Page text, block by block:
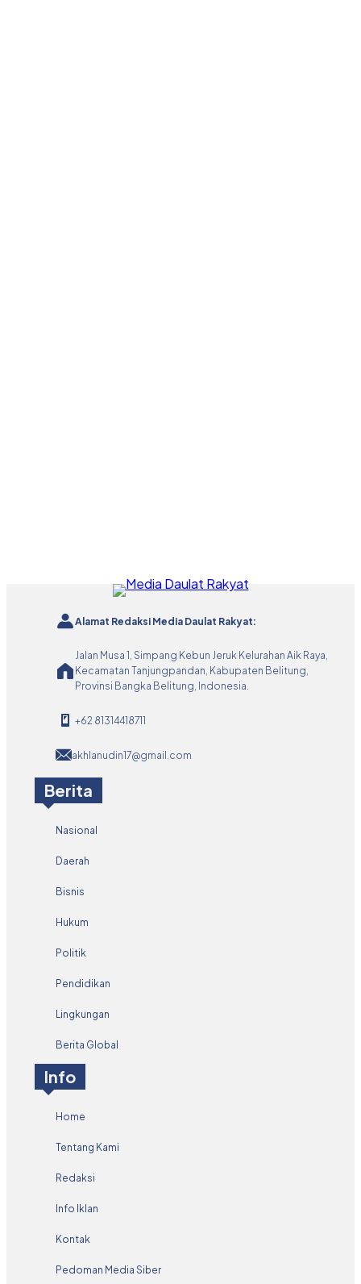
Alamat Redaksi Media Daulat Rakyat:
Jalan Musa 1, Simpang Kebun Jeruk Kelurahan Aik Raya,
Kecamatan Tanjungpandan, Kabupaten Belitung,
Provinsi Bangka Belitung, Indonesia.
+62 81314418711
akhlanudin17@gmail.com
Berita
Nasional
Daerah
Bisnis
Hukum
Politik
Pendidikan
Lingkungan
Berita Global
Info
Home
Tentang Kami
Redaksi
Info Iklan
Kontak
Pedoman Media Siber